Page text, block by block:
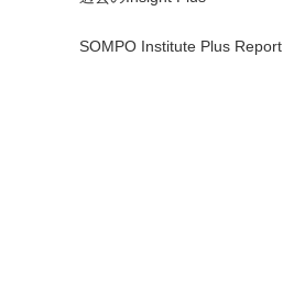
SOMPO Institute Plus Report